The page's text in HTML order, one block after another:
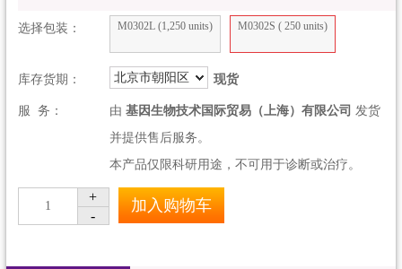
选择包装： M0302L (1,250 units) M0302S ( 250 units)
库存货期： 北京市朝阳区 现货
服 务： 由 基因生物技术国际贸易（上海）有限公司 发货
并提供售后服务。
本产品仅限科研用途，不可用于诊断或治疗。
1
+
-
加入购物车